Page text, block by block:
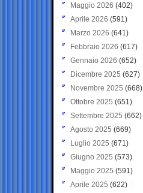
Maggio 2026 (402)
Aprile 2026 (591)
Marzo 2026 (641)
Febbraio 2026 (617)
Gennaio 2026 (652)
Dicembre 2025 (627)
Novembre 2025 (668)
Ottobre 2025 (651)
Settembre 2025 (662)
Agosto 2025 (669)
Luglio 2025 (671)
Giugno 2025 (573)
Maggio 2025 (591)
Aprile 2025 (622)